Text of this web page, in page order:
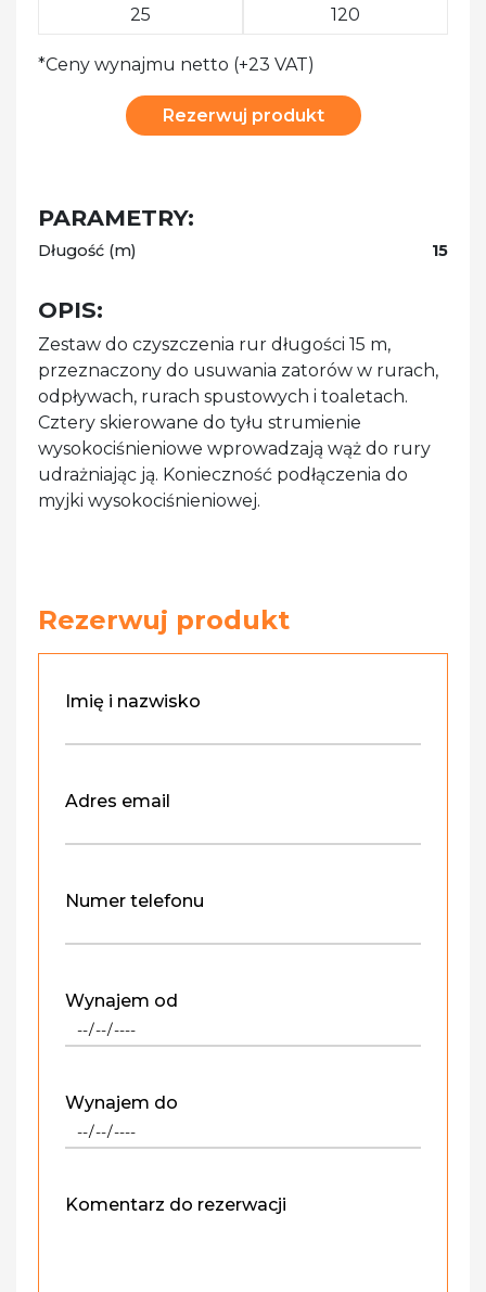
25
120
*Ceny wynajmu netto (+23 VAT)
Rezerwuj produkt
PARAMETRY:
Długość (m) 15
OPIS:
Zestaw do czyszczenia rur długości 15 m,
przeznaczony do usuwania zatorów w rurach,
odpływach, rurach spustowych i toaletach.
Cztery skierowane do tyłu strumienie
wysokociśnieniowe wprowadzają wąż do rury
udrażniając ją. Konieczność podłączenia do
myjki wysokociśnieniowej.
Rezerwuj produkt
Imię i nazwisko
Adres email
Numer telefonu
Wynajem od
Wynajem do
Komentarz do rezerwacji